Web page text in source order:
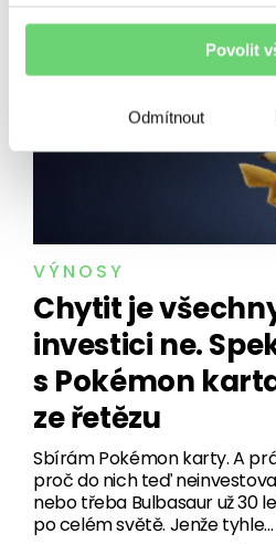
Povolit
Odmítnout
VÝNOSY
Chytit je
investici ne.
s Pokémon
ze řetězu
Sbírám Pokémon karty. A
proč do nich teď
nebo třeba Bulbasaur už 30
po celém světě. Jenže tyhle…